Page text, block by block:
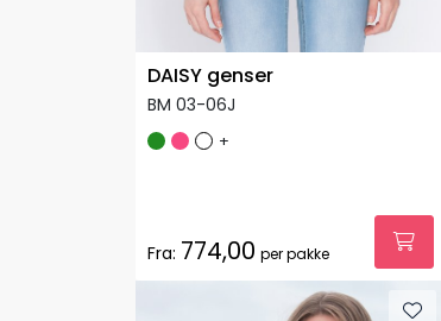
DAISY genser
BM 03-06J
+
Fra: 774,00 per pakke